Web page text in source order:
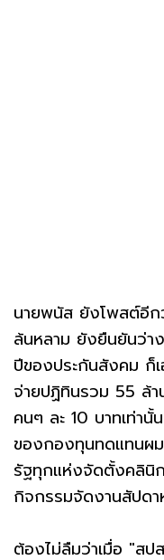
นายพนัส ยังโพสต์อีก
ล้นหลาม ยังยืนยันว่า
ปีของประกันสังคม ก็
จ่ายปฏิทินรวม 55 ล้
คนๆ ละ 10 บาทเท่านั้
ของกองทุนทดแทนผ
รัฐทุกแห่งจัดตั้งคลินิ
กิจกรรมจัดงานสัปด
ต้องไม่ลืมว่าเมื่อ "สป